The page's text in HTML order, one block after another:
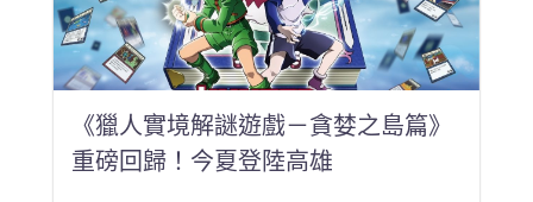
《獵人實境解謎遊戲－貪婪之島篇》
重磅回歸！今夏登陸高雄